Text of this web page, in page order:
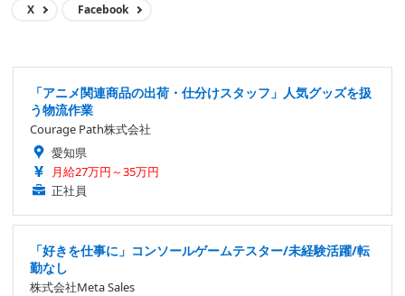
X Facebook
「アニメ関連商品の出荷・仕分けスタッフ」人気グッズを扱
う物流作業
Courage Path株式会社
愛知県
月給27万円～35万円
正社員
「好きを仕事に」コンソールゲームテスター/未経験活躍/転
勤なし
株式会社Meta Sales